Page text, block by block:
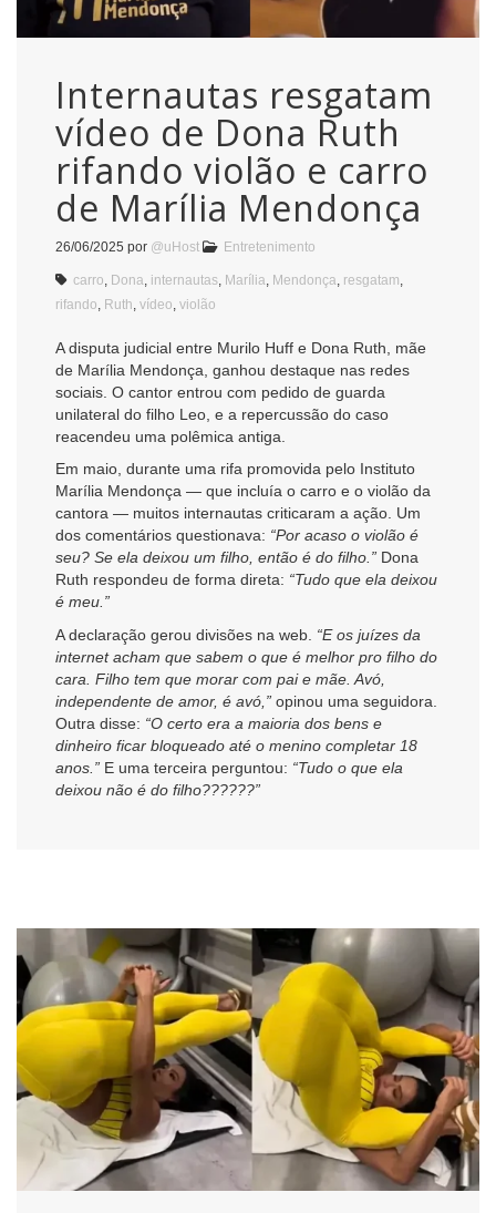
Internautas resgatam
vídeo de Dona Ruth
rifando violão e carro
de Marília Mendonça
26/06/2025 por @uHost Entretenimento
carro Dona internautas Marília Mendonça resgatam
rifando Ruth vídeo violão
A disputa judicial entre Murilo Huff e Dona Ruth, mãe
de Marília Mendonça, ganhou destaque nas redes
sociais. O cantor entrou com pedido de guarda
unilateral do filho Leo, e a repercussão do caso
reacendeu uma polêmica antiga.
Em maio, durante uma rifa promovida pelo Instituto
Marília Mendonça — que incluía o carro e o violão da
cantora — muitos internautas criticaram a ação. Um
dos comentários questionava: “Por acaso o violão é
seu? Se ela deixou um filho, então é do filho.” Dona
Ruth respondeu de forma direta: “Tudo que ela deixou
é meu.”
A declaração gerou divisões na web. “E os juízes da
internet acham que sabem o que é melhor pro filho do
cara. Filho tem que morar com pai e mãe. Avó,
independente de amor, é avó,” opinou uma seguidora.
Outra disse: “O certo era a maioria dos bens e
dinheiro ficar bloqueado até o menino completar 18
anos.” E uma terceira perguntou: “Tudo o que ela
deixou não é do filho??????”